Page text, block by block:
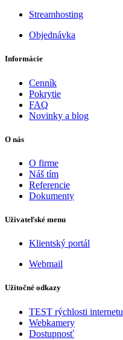
Streamhosting
Objednávka
Informácie
Cenník
Pokrytie
FAQ
Novinky a blog
O nás
O firme
Náš tím
Referencie
Dokumenty
Uživateľské menu
Klientský portál
Webmail
Užitočné odkazy
TEST rýchlosti internetu
Webkamery
Dostupnosť